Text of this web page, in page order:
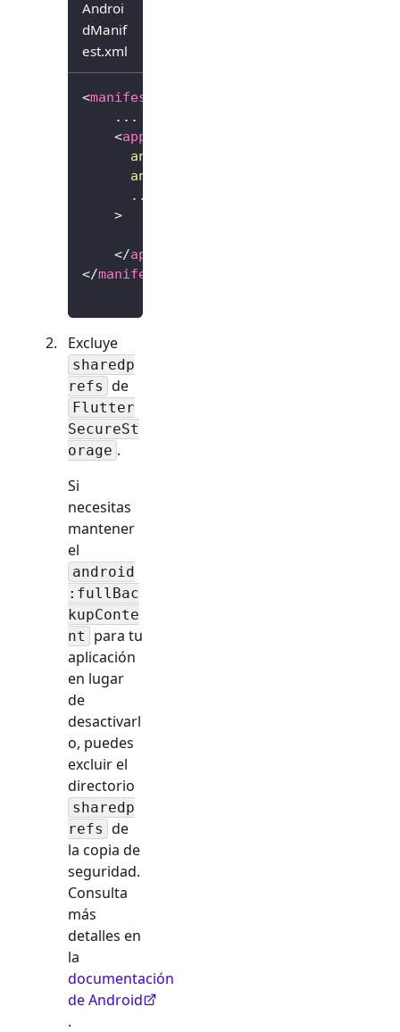
Androi
dManif
est.xml
<manifest
    ...
<application
android:
android:
...
>
</application
</manifest
Excluye
sharedp
refs de
Flutter
SecureSt
orage .
Si
necesitas
mantener
el
android
:fullBac
kupConte
nt
para tu
aplicación
en lugar
de
desactivarl
o, puedes
excluir el
directorio
sharedp
refs de
la copia de
seguridad.
Consulta
más
detalles en
la
documentación
de Android
.